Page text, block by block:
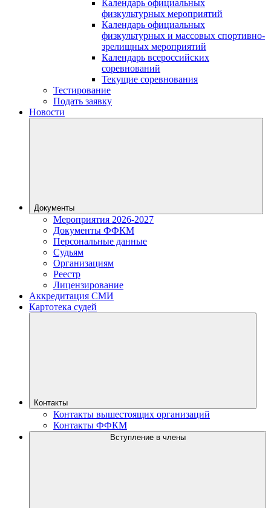
Календарь официальных
физкультурных мероприятий
Календарь официальных
физкультурных и массовых спортивно-
зрелищных мероприятий
Календарь всероссийских
соревнований
Текущие соревнования
Тестирование
Подать заявку
Новости
Документы
Мероприятия 2026-2027
Документы ФФКМ
Персональные данные
Судьям
Организациям
Реестр
Лицензирование
Аккредитация СМИ
Картотека судей
Контакты
Контакты вышестоящих организаций
Контакты ФФКМ
Вступление в члены